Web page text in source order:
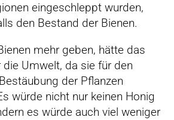
eingeschleppt wurden,
den Bestand der Bienen.
mehr geben, hätte das
Umwelt, da sie für den
der Pflanzen
würde nicht nur keinen Honig
es würde auch viel weniger